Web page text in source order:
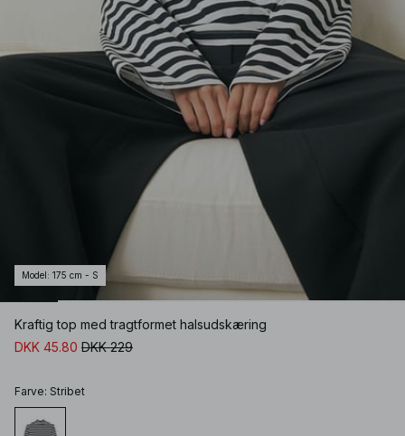
Model : 175 cm - S
Kraftig top med tragtformet halsudskæring
DKK 45.80 DKK 229
Farve: Stribet